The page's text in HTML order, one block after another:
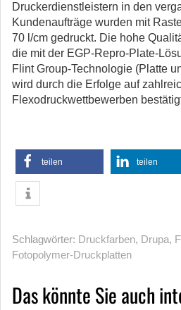
Druckerdienstleistern in den
Kundenaufträge wurden mit
70 l/cm gedruckt. Die hohe
die mit der EGP-Repro-Plate-
Flint Group-Technologie (Platte
wird durch die Erfolge auf
Flexodruckwettbewerben
teilen teilen
Schlagwörter: Druckfarben, Drupa,
Fotopolymer-Druckplatten
Das könnte Sie auch